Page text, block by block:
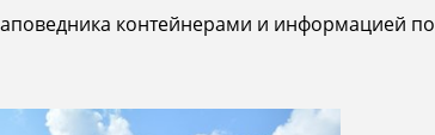
контейнерами и информацией по